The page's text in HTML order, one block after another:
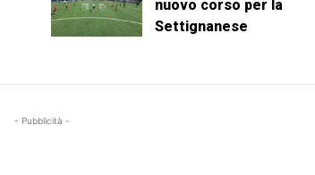
nuovo corso per la
Settignanese
- Pubblicità -